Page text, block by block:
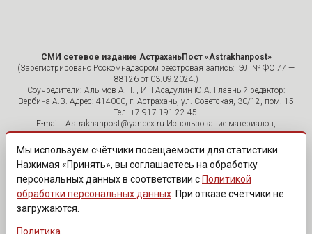
СМИ сетевое издание АстраханьПост «Astrakhanpost»
(Зарегистрировано Роскомнадзором реестровая запись: ЭЛ № ФС 77 —
88126 от 03.09.2024.)
Соучредители: Алымов А.Н. , ИП Асадулин Ю.А. Главный редактор:
Вербина А.В. Адрес: 414000, г. Астрахань, ул. Советская, 30/12, пом. 15
Тел. +7 917 191-22-45.
E-mail.: Astrakhanpost@yandex.ru Использование материалов,
размещенных на страницах сетевого издания «Astrakhanpost»,
допускается исключительно с указанием источника и публикацией
активной гиперссылки на портал Astrakhanpost.ru. Комментарии
читателей сайта размещаются без предварительного редактирования.
Редакция оставляет за собой право удалить их с сайта или
отредактировать, если указанные сообщения нарушают законы РФ.
«САЙТ ПРЕДНАЗНАЧЕН ДЛЯ АУДИТОРИИ 18+»
Мы используем счётчики посещаемости для статистики.
Нажимая «Принять», вы соглашаетесь на обработку
персональных данных в соответствии с Политикой
обработки персональных данных . При отказе счётчики не
загружаются.
Политика